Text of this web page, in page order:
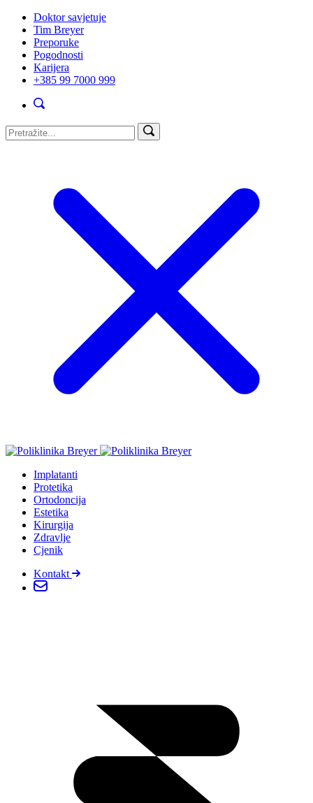
Doktor savjetuje
Tim Breyer
Preporuke
Pogodnosti
Karijera
+385 99 7000 999
Implatanti
Protetika
Ortodoncija
Estetika
Kirurgija
Zdravlje
Cjenik
Kontakt